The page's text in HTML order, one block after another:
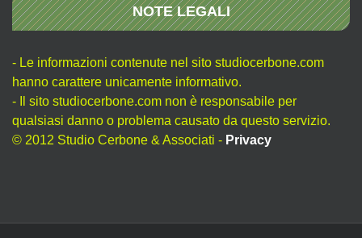
NOTE LEGALI
- Le informazioni contenute nel sito studiocerbone.com
hanno carattere unicamente informativo.
- Il sito studiocerbone.com non è responsabile per
qualsiasi danno o problema causato da questo servizio.
© 2012 Studio Cerbone & Associati - Privacy